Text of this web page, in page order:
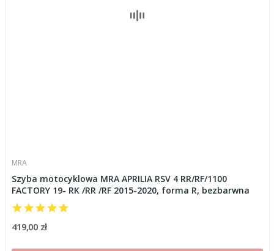
MRA
Szyba motocyklowa MRA APRILIA RSV 4 RR/RF/1100
FACTORY 19- RK /RR /RF 2015-2020, forma R, bezbarwna
419,00 zł